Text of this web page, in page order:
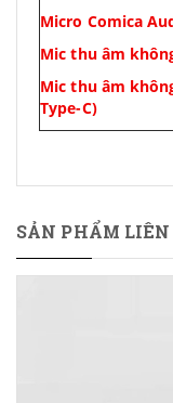
Micro Comica
Mic thu âm
Mic thu âm
Type-C)
SẢN PHẨM